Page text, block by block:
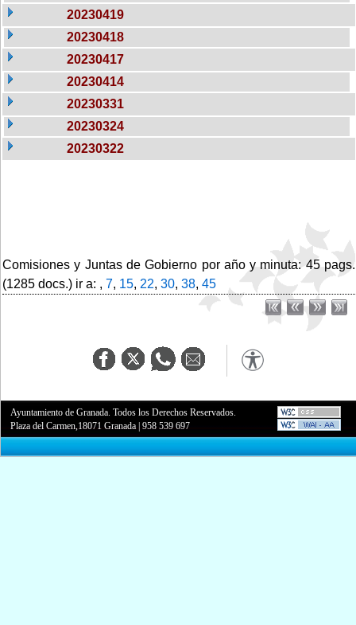
20230419
20230418
20230417
20230414
20230331
20230324
20230322
Comisiones y Juntas de Gobierno por año y minuta: 45 pags.
(1285 docs.) ir a: , 7, 15, 22, 30, 38, 45
Ayuntamiento de Granada. Todos los Derechos Reservados.
Plaza del Carmen,18071 Granada |958 539 697